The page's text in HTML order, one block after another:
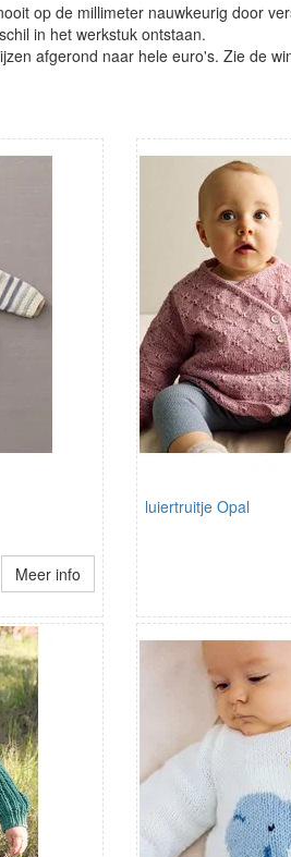
op de millimeter nauwkeurig door
in het werkstuk ontstaan.
afgerond naar hele euro's. Zie de
Meer info
luiertruitje Opal